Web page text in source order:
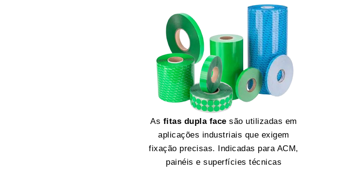
As fitas dupla face são utilizadas em
aplicações industriais que exigem
fixação precisas. Indicadas para ACM,
painéis e superfícies técnicas